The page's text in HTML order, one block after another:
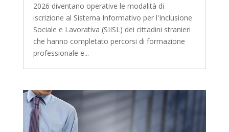
2026 diventano operative le modalità di
iscrizione al Sistema Informativo per l'Inclusione
Sociale e Lavorativa (SIISL) dei cittadini stranieri
che hanno completato percorsi di formazione
professionale e...